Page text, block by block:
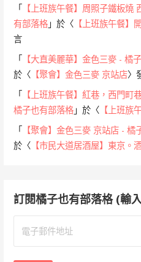
「 【上班族午餐】周照子鐵板
有部落格 」於〈 【上班族午餐】
言
「 【大直美麗華】金色三麥 - 橘
於〈 【聚會】金色三麥 京站店〉
「 【上班族午餐】紅巷，西門
橘子也有部落格 」於〈 【上班族
「 【聚會】金色三麥 京站店 -
於〈 【市民大道居酒屋】東京。
訂閱橘子也有部落格 (輸